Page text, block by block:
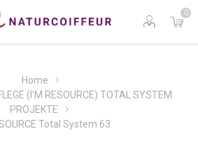
0
Home
(I'M RESOURCE) TOTAL SYSTEM
PROJEKTE
Total System 63